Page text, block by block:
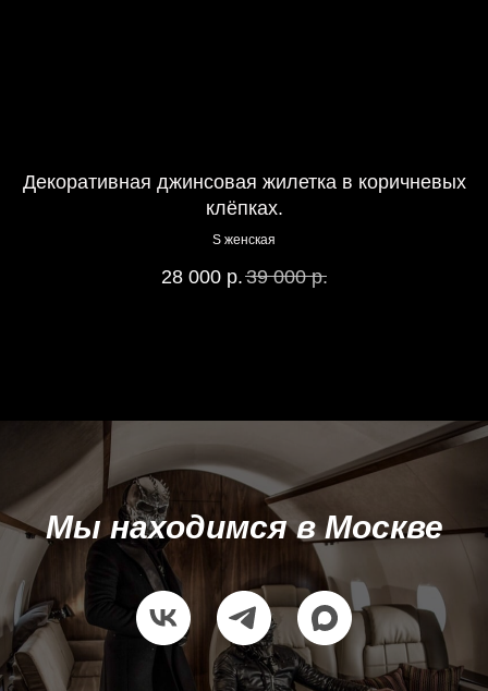
Декоративная джинсовая жилетка в коричневых
клёпках.
S женская
28 000 р.39 000 р.
Мы находимся в Москве